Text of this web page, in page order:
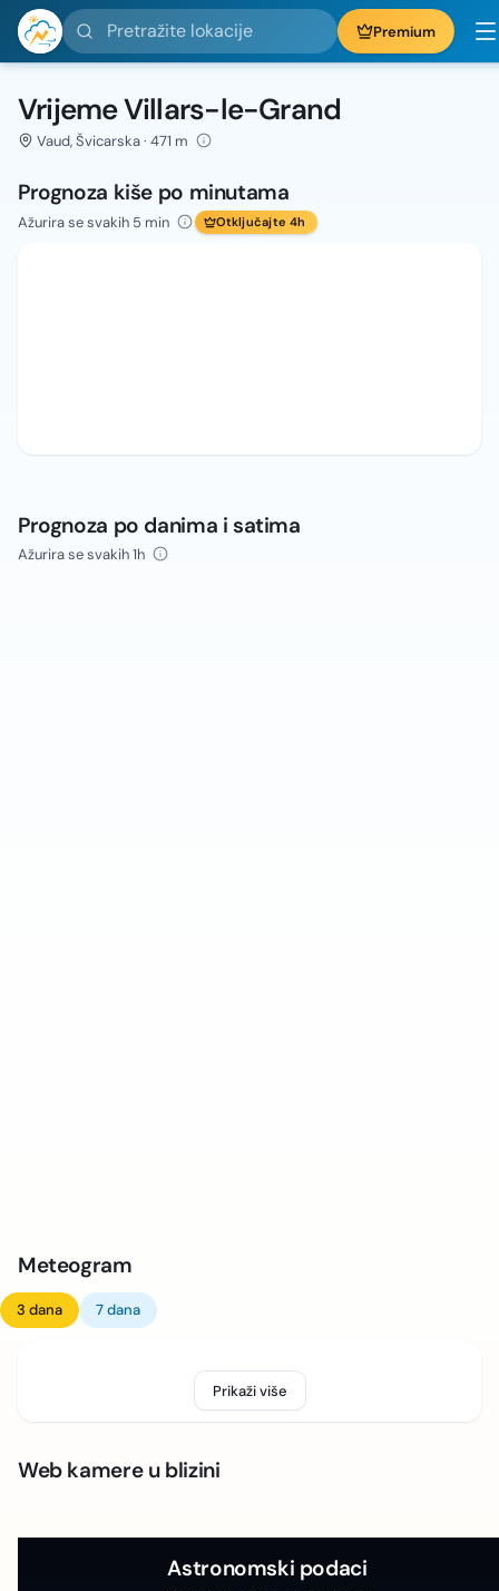
Pretražite lokacije Premium
Vrijeme Villars-le-Grand
Vaud, Švicarska · 471 m
Prognoza kiše po minutama
Ažurira se svakih 5 min Otključajte 4h
Prognoza po danima i satima
Ažurira se svakih 1h
Meteogram
3 dana 7 dana
Prikaži više
Web kamere u blizini
Astronomski podaci